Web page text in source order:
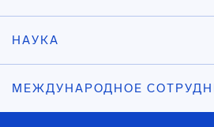
НАУКА
МЕЖДУНАРОДНОЕ